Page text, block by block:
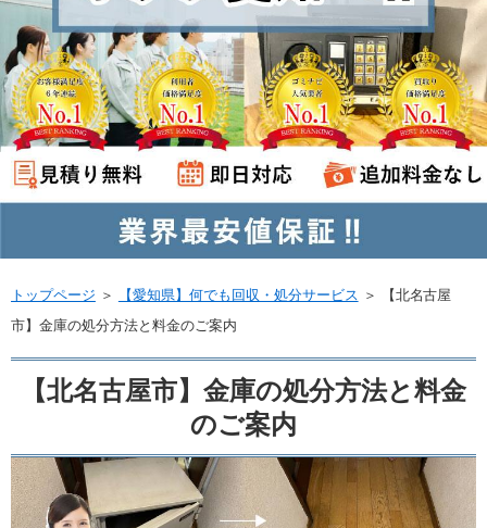
トップページ ＞ 【愛知県】何でも回収・処分サービス ＞
【北名古屋
市】金庫の処分方法と料金のご案内
【北名古屋市】金庫の処分方法と料金
のご案内